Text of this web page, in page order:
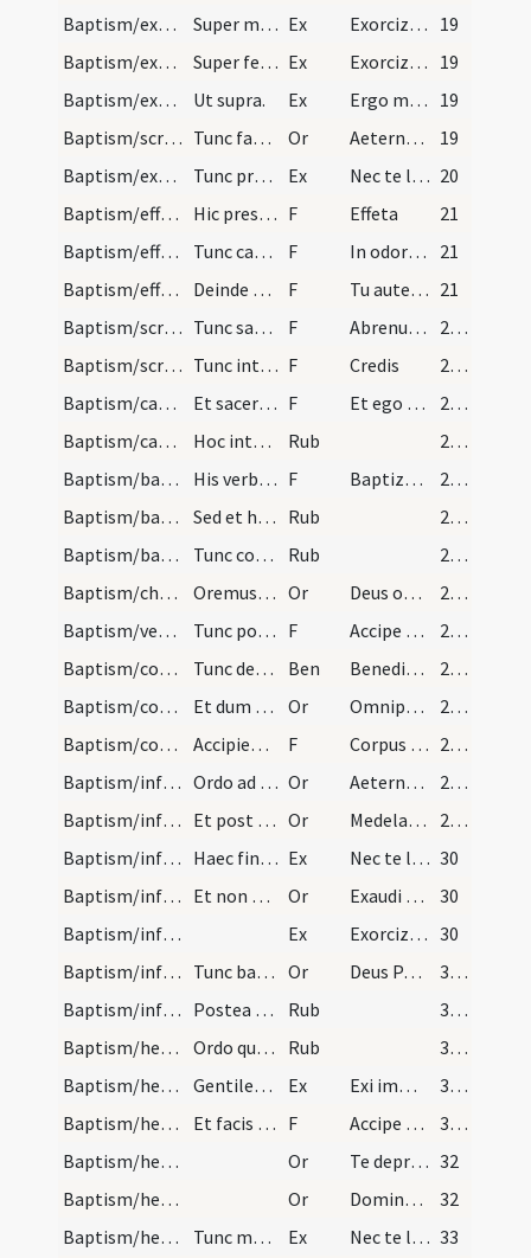
Baptism/exorcism/6
Super masculos faciens crucem dicat. Ex Exorcizo te immunde ... qui pedibus 19
Baptism/exorcism/7
Super feminas dicat. Ex Exorcizo te immunde ... qui caeco 19
Baptism/exorcism/8
Ut supra. Ex Ergo maledicte 19
Baptism/scrutiny/6
Tunc faciens crucem super masculos et feminas dic… Or Aeternam ac iustissimam
19
Baptism/exorcism/9
Tunc presbyter tenens manum super capita infantes… Ex Nec te latet 20
Baptism/effeta/3
Hic presbyter duos digitos suos pollicem et indic… F Effeta
21
Baptism/effeta/4
Tunc capiens nares infantes dicat. F In odorem suavitatis.
21
Baptism/effeta/5
Deinde tenens pinnulam dextrae auris dicat. F Tu autem effugare 21
Baptism/scrutiny/6
Tunc sacerdos infantem tenentibus in brachiis sui… F Abrenuntias Satanae
25 (20v)
Baptism/scrutiny/7
Tunc interroget eum de credulitate sua. F Credis
25 (20v)
Baptism/catechumen oil/8
Et sacerdos infantem nominans faciat crucem cum o… F Et ego te linio
26 (21v)
Baptism/catechumen oil/2
Hoc inter scapulas dicat. His ita per ordinem ges… Rub
26 (21v)
Baptism/baptismal font/9
His verbis baptizat... et intinguat semel. Et Fil… F Baptizo te
26 (21v)
Baptism/baptismal font
Sed et hoc in modum crucis faciat. Primum in orie… Rub
26 (21v)
Baptism/baptismal font/3
Tunc compatres singulorum accpiant eos pedibus in… Rub
26 (21v)
Baptism/chrism/8
Oremus ... Hic presbyter cum chrismate faciat cru… Or Deus omnipotens Pater
27 (22v)
Baptism/vestment/12
Tunc ponit cappam super caput eius dicens. F Accipe vestem
27 (22v)
Baptism/confirmation/13
Tunc demum extrahatur infans a fonte. Episcopus s… Ben Benedicat tibi
27 (22v)
Baptism/communion/11
Et dum missa celebratur in ecclesia manens et tam… Or Omnipotens ... tuae veritatem.
29 (24v)
Baptism/communion/16
Accipiente Eucharistiam dicatur. F Corpus Domini
29 (24v)
Baptism/infirmity/12
Ordo ad baptizandum infirmum infantes. Quando inf… Or Aeternam ac iustissimam
29 (24v)
Baptism/infirmity/13
Et post illam sequitur ista oratio. Or Medelam tuam
29 (24v)
Baptism/infirmity/10
Haec finita dicit Symbolum et Orationem Dominicam… Ex Nec te latet 30
Baptism/infirmity/14
Et non dicas illam benedictionem maiorem ad fonte… Or Exaudi nos ... mereatur aeternam.
30
Baptism/infirmity/11
Ex Exorcizo te creatura aquae in nomine Domini Iesu Christi Filii Dei vivi et Spiritus Sancti si quod phantasma si qua virtus inimici si qua incursio diaboli es eradicare et effugare ab hac creatura aquae ut fiat fons aquae salientis in vitam aeternam et cum baptizatus fuerit hic Domini famulus N. fiat templum Dei vivi et Spiritus Sanctus habitet in eo in remissionem omnium peccatorum in nomine Domini nostri Iesu Christi qui venturus est iudicare vivos et mortuos et saeculum per ignem. Amen. 30
Baptism/infirmity/15
Tunc baptizas sicut ordo est et linis eum de chri… Or Deus Pater omnipotens
31 (26v)
Baptism/infirmity/4
Postea communicas eum. Et si episcopus ad fuerit,… Rub
31 (26v)
Baptism/heretic/5
Ordo qualiter paganus baptizari debeat si ex gent… Rub
31 (26v)
Baptism/heretic/12
Gentilem hominem cum susceperis in primis catechi… Ex Exi immunde spiritus et da locum Spiritui Sancto Paraclito.
31 (26v)
Baptism/heretic/18
Et facis crucem in fronte eius et imponis manum s… F Accipe signum sanctae ... cole Deum
31 (26v)
Baptism/heretic/16
Or Te deprecor 32
Baptism/heretic/17
Or Domine sancte Pater ... mereatur.
32
Baptism/heretic/13
Tunc manum super caput eius et canta Pater noster… Ex Nec te latet 33